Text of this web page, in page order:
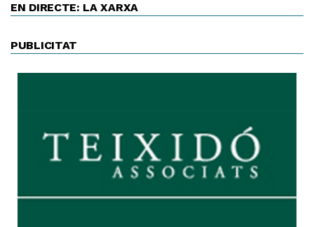
EN DIRECTE: LA XARXA
PUBLICITAT